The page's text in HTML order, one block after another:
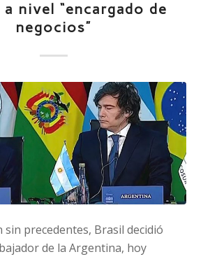
nivel “encargado de
negocios”
sin precedentes, Brasil decidió
de la Argentina, hoy